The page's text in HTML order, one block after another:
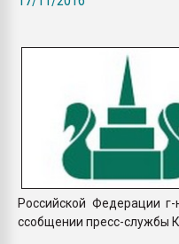
Российской Федерации
ссобщении пресс-службы